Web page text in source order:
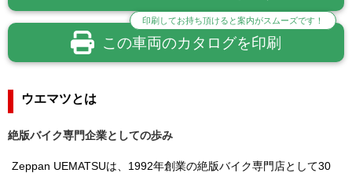
この車両のカタログを印刷
印刷してお持ち頂けると案内がスムーズです！
ウエマツとは
絶版バイク専門企業としての歩み
Zeppan UEMATSUは、1992年創業の絶版バイク専門店として30